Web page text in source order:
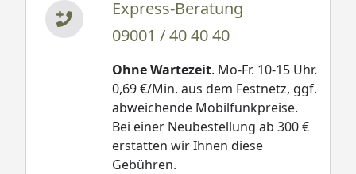
Express-Beratung
09001 / 40 40 40
Ohne Wartezeit. Mo-Fr. 10-15 Uhr.
0,69 €/Min. aus dem Festnetz, ggf.
abweichende Mobilfunkpreise.
Bei einer Neubestellung ab 300 €
erstatten wir Ihnen diese
Gebühren.